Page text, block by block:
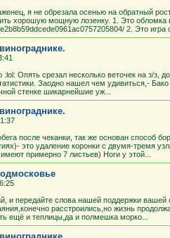
я не обрезала осенью на обратный
хорошую мощную лозенку. 1. Это обломка
2. Это игра
Опять срезал несколько веточек на з/з,
Заодно нашел чем удивиться,-
стенке шикарнейшие уж...
после чеканки, так же основан способ
это удаление коронки с двумя-тремя
примерно 7 листьев) Ноги у этой...
и передайте слова нашей поддержки вашей
расстроились,но жизнь
ещё и теплицы,да и полмешка морко...